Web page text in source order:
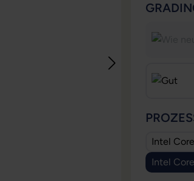
Intel
Intel